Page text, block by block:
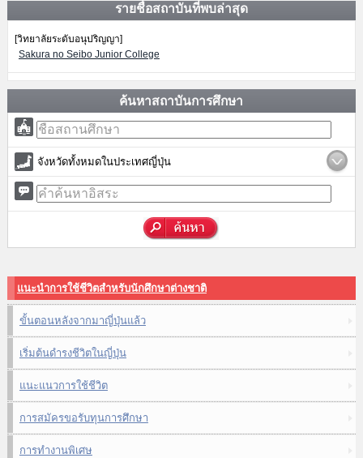
รายชื่อสถาบันที่พบล่าสุด
[วิทยาลัยระดับอนุปริญญา]
Sakura no Seibo Junior College
ค้นหาสถาบันการศึกษา
จังหวัดทั้งหมดในประเทศญี่ปุ่น
แนะนำการใช้ชีวิตสำหรับนักศึกษาต่างชาติ
ขั้นตอนหลังจากมาญี่ปุ่นแล้ว
เริ่มต้นดำรงชีวิตในญี่ปุ่น
แนะแนวการใช้ชีวิต
การสมัครขอรับทุนการศึกษา
การทำงานพิเศษ